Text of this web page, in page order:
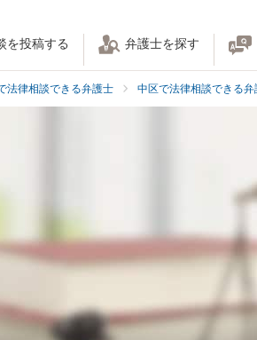
を投稿する 弁護士を探す
法律相談できる弁護士 中区で法律相談できる弁